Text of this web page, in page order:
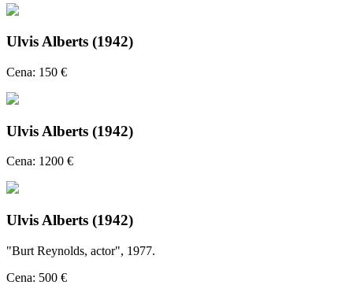
Ulvis Alberts (1942)
Cena: 150 €
Ulvis Alberts (1942)
Cena: 1200 €
Ulvis Alberts (1942)
"Burt Reynolds, actor", 1977.
Cena: 500 €